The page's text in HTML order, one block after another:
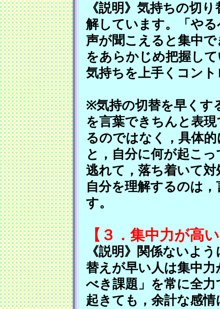
《説明》気持ちの切
解しています。「や
声が聞こえると集中
をあらかじめ把握し
気持ちを上手くコン
※気持の切替を早くす
を言葉できちんと表
るのではなく，具体
と，自分に何が起こ
逃れて，落ち着いて
自分を理解するのは
す。
【３．集中力が高
《説明》関係ないよ
替えが早い人は集中
べき課題」を常に全
起きても，余計な感